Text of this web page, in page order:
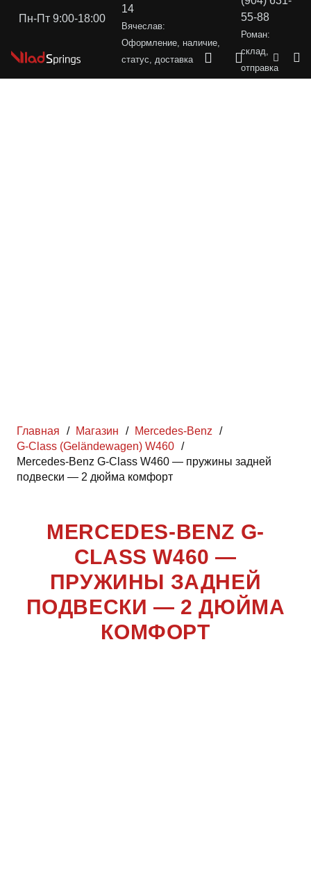
Пн-Пт 9:00-18:00
14
Вячеслав:
Оформление, наличие,
статус, доставка
55-88
Роман:
склад,
отправка
Главная / Магазин / Mercedes-Benz
/
G-Class (Geländewagen) W460 /
Mercedes-Benz G-Class W460 — пружины задней
подвески — 2 дюйма комфорт
MERCEDES-BENZ G-
CLASS W460 —
ПРУЖИНЫ ЗАДНЕЙ
ПОДВЕСКИ — 2 ДЮЙМА
КОМФОРТ